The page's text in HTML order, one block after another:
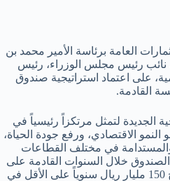
العامة برئاسة الأمير محمد بن
نائب رئيس مجلس الوزراء، رئيس
على اعتماد استراتيجية صندوق
القادمة.
الجديدة لتمثل مرتكزاً رئيسياً في
الاقتصادي، ورفع جودة الحياة،
في مختلف القطاعات
الصندوق خلال السنوات القادمة على
مستهدفات عديدة من أهمها؛ ضخ 150 مليار ريال سنوياً على الأقل في